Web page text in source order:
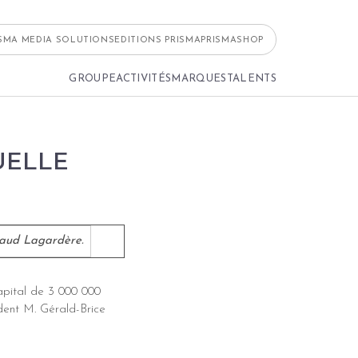
MEDIA SOLUTIONS EDITIONS PRISMA PRISMASHOP
GROUPEACTIVITÉS MARQUES TALENTS
Lagardère.
de 3 000 000
M. Gérald-Brice